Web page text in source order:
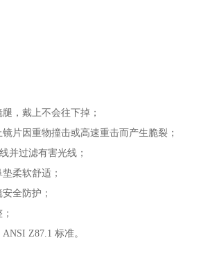
，戴上不会往下掉；
片因重物撞击或高速重击而产生脆裂；
并过滤有害光线；
柔软舒适；
全防护；
Z87.1 标准。